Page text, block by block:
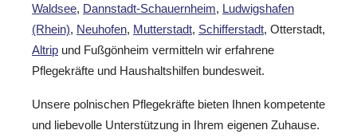
Waldsee, Dannstadt-Schauernheim, Ludwigshafen
(Rhein), Neuhofen, Mutterstadt, Schifferstadt, Otterstadt,
Altrip und Fußgönheim vermitteln wir erfahrene
Pflegekräfte und Haushaltshilfen bundesweit.
Unsere polnischen Pflegekräfte bieten Ihnen kompetente
und liebevolle Unterstützung in Ihrem eigenen Zuhause.